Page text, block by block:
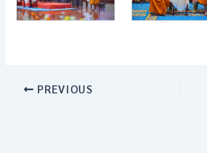
PREVIOUS